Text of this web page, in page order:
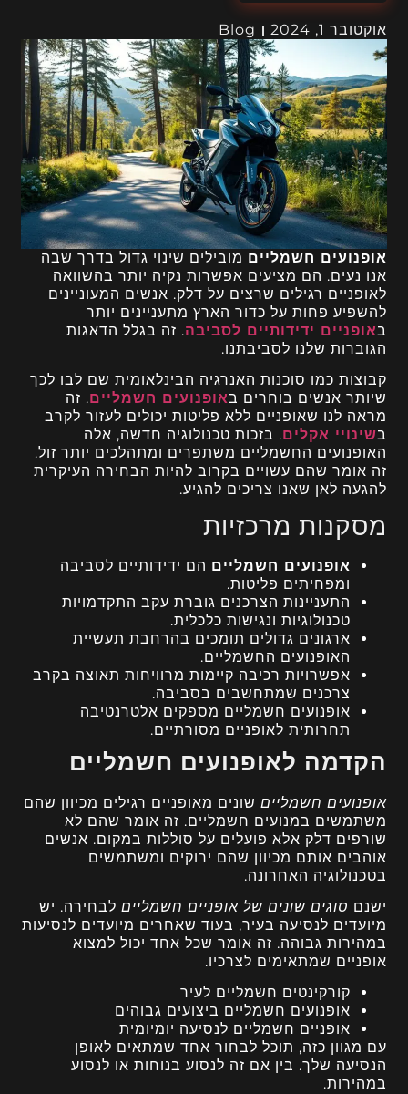
אוקטובר 1, 2024 Blog
אופנועים חשמליים מובילים שינוי גדול בדרך שבה
אנו נעים. הם מציעים אפשרות נקיה יותר בהשוואה
לאופניים רגילים שרצים על דלק. אנשים המעוניינים
להשפיע פחות על כדור הארץ מתעניינים יותר
באופניים ידידותיים לסביבה. זה בגלל הדאגות
הגוברות שלנו לסביבתנו.
קבוצות כמו סוכנות האנרגיה הבינלאומית שם לבו לכך
שיותר אנשים בוחרים באופנועים חשמליים. זה
מראה לנו שאופניים ללא פליטות יכולים לעזור לקרב
בשינויי אקלים. בזכות טכנולוגיה חדשה, אלה
האופנועים החשמליים משתפרים ומתהלכים יותר זול.
זה אומר שהם עשויים בקרוב להיות הבחירה העיקרית
להגעה לאן שאנו צריכים להגיע.
מסקנות מרכזיות
אופנועים חשמליים הם ידידותיים לסביבה
ומפחיתים פליטות.
התעניינות הצרכנים גוברת עקב התקדמויות
טכנולוגיות ונגישות כלכלית.
ארגונים גדולים תומכים בהרחבת תעשיית
האופנועים החשמליים.
אפשרויות רכיבה קיימות מרוויחות תאוצה בקרב
צרכנים שמתחשבים בסביבה.
אופנועים חשמליים מספקים אלטרנטיבה
תחרותית לאופניים מסורתיים.
הקדמה לאופנועים חשמליים
אופנועים חשמליים שונים מאופניים רגילים מכיוון שהם
משתמשים במנועים חשמליים. זה אומר שהם לא
שורפים דלק אלא פועלים על סוללות במקום. אנשים
אוהבים אותם מכיוון שהם ירוקים ומשתמשים
בטכנולוגיה האחרונה.
ישנם סוגים שונים של אופניים חשמליים לבחירה. יש
מיועדים לנסיעה בעיר, בעוד שאחרים מיועדים לנסיעות
במהירות גבוהה. זה אומר שכל אחד יכול למצוא
אופניים שמתאימים לצרכיו.
קורקינטים חשמליים לעיר
אופנועים חשמליים ביצועים גבוהים
אופניים חשמליים לנסיעה יומיומית
עם מגוון כזה, תוכל לבחור אחד שמתאים לאופן
הנסיעה שלך. בין אם זה לנסוע בנוחות או לנסוע
במהירות.